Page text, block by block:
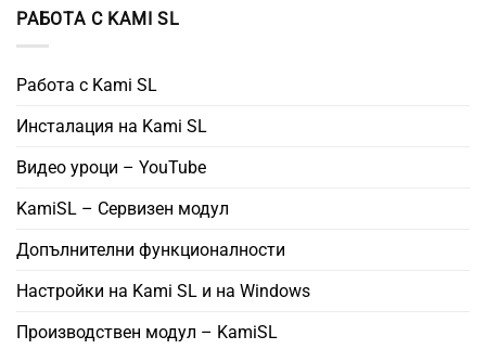
РАБОТА С KAMI SL
Работа с Kami SL
Инсталация на Kami SL
Видео уроци – YouTube
KamiSL – Сервизен модул
Допълнителни функционалности
Настройки на Kami SL и на Windows
Производствен модул – KamiSL